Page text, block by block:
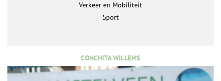
Verkeer en Mobiliteit
Sport
CONCHITA WILLEMS